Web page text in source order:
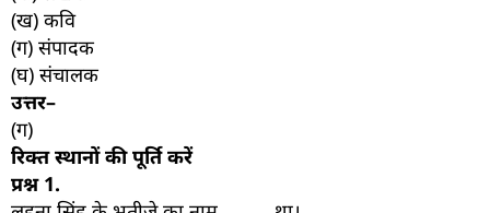
(ख) कवि
(ग) संपादक
(घ) संचालक
उत्तर–
(ग)
रिक्त स्थानों की पूर्ति करें
प्रश्न 1.